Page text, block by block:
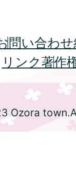
問い合わせ
リンク著作
Ozora